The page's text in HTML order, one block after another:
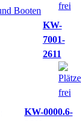
KW-
7001-
2611
KW-0000.6-